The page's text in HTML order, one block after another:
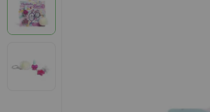
към
края
на
изображенията